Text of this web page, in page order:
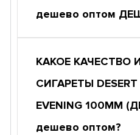
дешево оптом
КАКОЕ КАЧЕСТВО
СИГАРЕТЫ DESERT
EVENING 100ММ
дешево оптом?